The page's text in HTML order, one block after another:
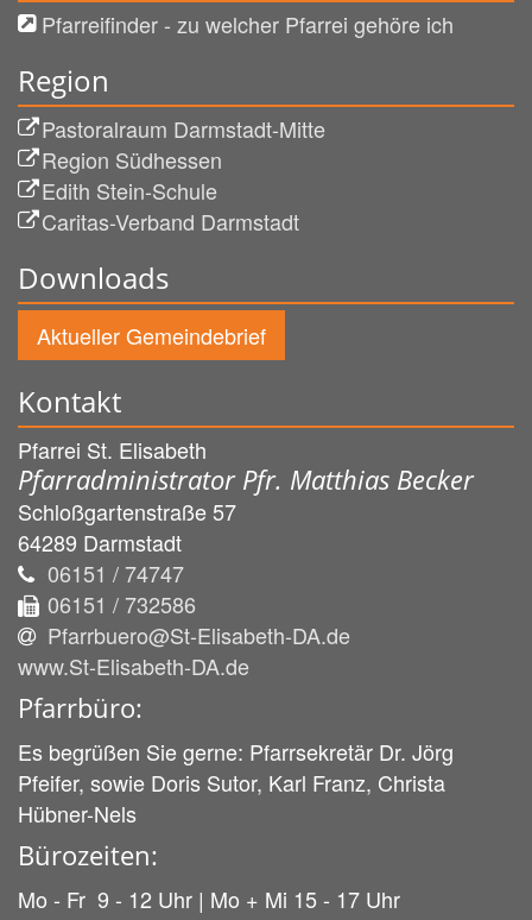
Pfarreifinder - zu welcher Pfarrei gehöre ich
Region
Pastoralraum Darmstadt-Mitte
Region Südhessen
Edith Stein-Schule
Caritas-Verband Darmstadt
Downloads
Aktueller Gemeindebrief
Kontakt
Pfarrei St. Elisabeth
Pfarradministrator Pfr. Matthias Becker
Schloßgartenstraße 57
64289 Darmstadt
06151 / 74747
06151 / 732586
Pfarrbuero@St-Elisabeth-DA.de
www.St-Elisabeth-DA.de
Pfarrbüro:
Es begrüßen Sie gerne: Pfarrsekretär Dr. Jörg
Pfeifer, sowie Doris Sutor, Karl Franz, Christa
Hübner-Nels
Bürozeiten:
Mo - Fr 9 - 12 Uhr | Mo + Mi 15 - 17 Uhr